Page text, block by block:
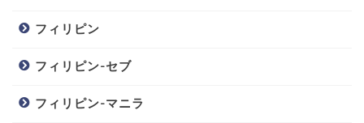
フィリピン
フィリピン-セブ
フィリピン-マニラ